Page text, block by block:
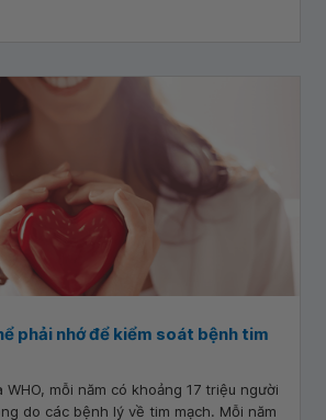
phải nhớ để kiểm soát bệnh tim
mỗi năm có khoảng 17 triệu người
do các bệnh lý về tim mạch. Mỗi năm